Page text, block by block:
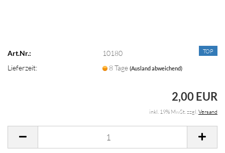
TOP
Art.Nr.:
10180
Lieferzeit:
8 Tage(Ausland abweichend)
2,00 EUR
inkl. 19% MwSt. zzgl.Versand